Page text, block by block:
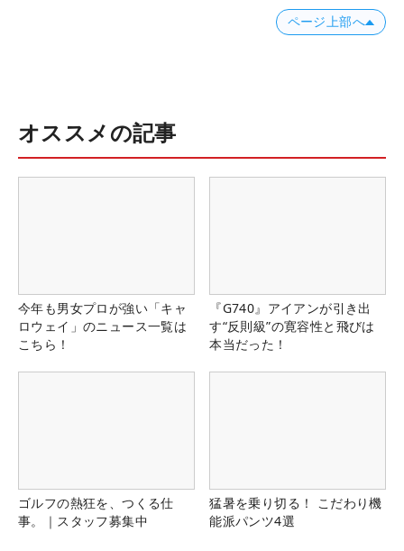
ページ上部へ
オススメの記事
今年も男女プロが強い「キャ
ロウェイ」のニュース一覧は
こちら！
『G740』アイアンが引き出
す“反則級”の寛容性と飛びは
本当だった！
ゴルフの熱狂を、つくる仕
事。｜スタッフ募集中
猛暑を乗り切る！ こだわり機
能派パンツ4選